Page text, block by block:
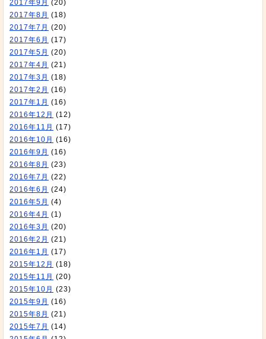
2017年9月 (20)
2017年8月 (18)
2017年7月 (20)
2017年6月 (17)
2017年5月 (20)
2017年4月 (21)
2017年3月 (18)
2017年2月 (16)
2017年1月 (16)
2016年12月 (12)
2016年11月 (17)
2016年10月 (16)
2016年9月 (16)
2016年8月 (23)
2016年7月 (22)
2016年6月 (24)
2016年5月 (4)
2016年4月 (1)
2016年3月 (20)
2016年2月 (21)
2016年1月 (17)
2015年12月 (18)
2015年11月 (20)
2015年10月 (23)
2015年9月 (16)
2015年8月 (21)
2015年7月 (14)